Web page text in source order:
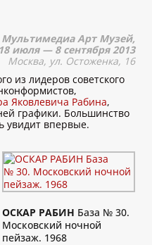
Мультимедиа Арт Музей,
18 июля — 8 сентября 2013
Москва, ул. Остоженка, 16
из лидеров советского
Яковлевича Рабина,
графики. Большинство
увидит впервые.
ОСКАР РАБИН База № 30.
Московский ночной
пейзаж. 1968